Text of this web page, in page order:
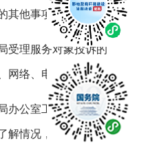
其他事项。
受理服务对象投诉的
网络、电话等。
办公室工作人员应对
解情况，做好投诉记